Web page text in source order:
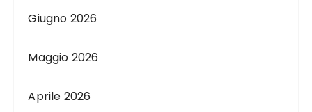
Giugno 2026
Maggio 2026
Aprile 2026